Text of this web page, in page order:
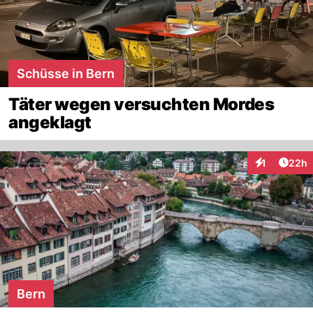
Schüsse in Bern
Täter wegen versuchten Mordes
angeklagt
1
Interaktionen
22h
Bern